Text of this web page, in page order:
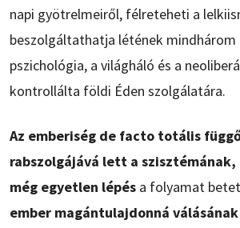
napi gyötrelmeiről, félreteheti a
beszolgáltathatja létének mindhárom
pszichológia, a világháló és a
kontrollálta földi Éden szolgálatára.
Az emberiség de facto totális
rabszolgájává lett a
még egyetlen lépés a folyamat
ember magántulajdonná válásának